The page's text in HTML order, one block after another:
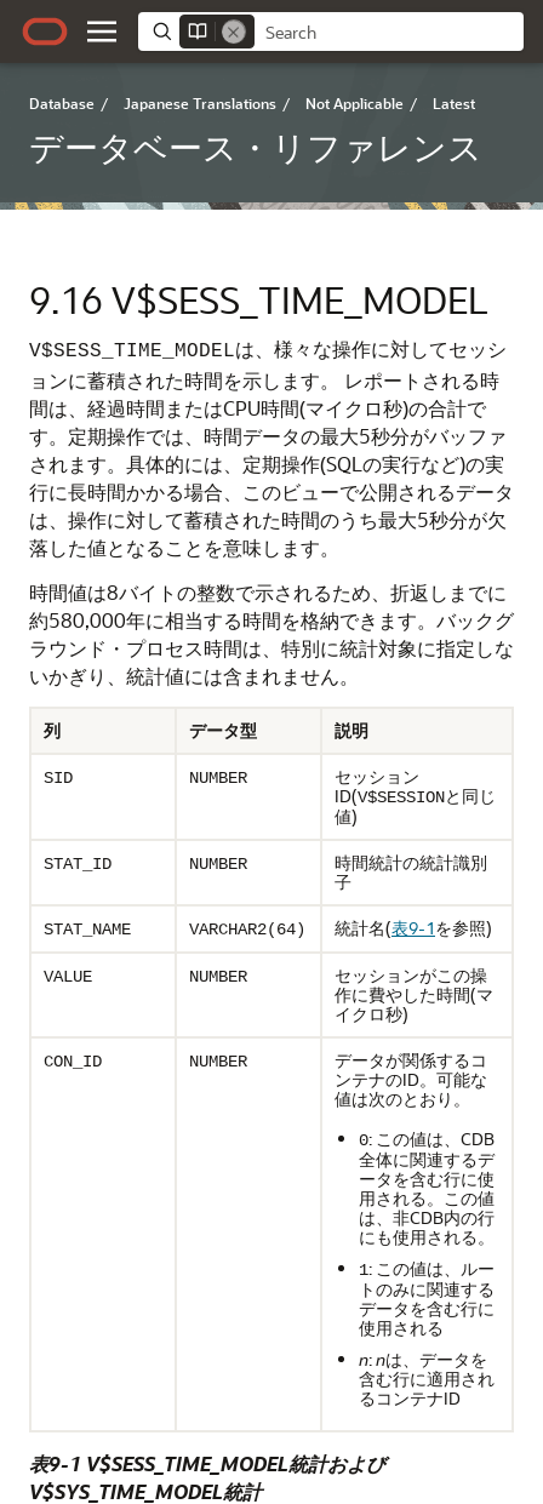
Database / Japanese Translations / Not Applicable / Latest
データベース・リファレンス
9.16 V$SESS_TIME_MODEL
V$SESS_TIME_MODELは、様々な操作に対してセッシ
ョンに蓄積された時間を示します。
レポートされる時
間は、経過時間またはCPU時間(マイクロ秒)の合計で
す。定期操作では、時間データの最大5秒分がバッファ
されます。具体的には、定期操作(SQLの実行など)の実
行に長時間かかる場合、このビューで公開されるデータ
は、操作に対して蓄積された時間のうち最大5秒分が欠
落した値となることを意味します。
時間値は8バイトの整数で示されるため、折返しまでに
約580,000年に相当する時間を格納できます。バックグ
ラウンド・プロセス時間は、特別に統計対象に指定しな
いかぎり、統計値には含まれません。
列 データ型 説明
SID NUMBER
セッション
ID(V$SESSIONと同じ
値)
STAT_ID NUMBER
時間統計の統計識別
子
STAT_NAME VARCHAR2(64) 統計名(表9-1を参照)
VALUE NUMBER
セッションがこの操
作に費やした時間(マ
イクロ秒)
CON_ID NUMBER
データが関係するコ
ンテナのID。可能な
値は次のとおり。
0: この値は、CDB
全体に関連するデ
ータを含む行に使
用される。この値
は、非CDB内の行
にも使用される。
1: この値は、ルー
トのみに関連する
データを含む行に
使用される
n:nは、データを
含む行に適用され
るコンテナID
表9-1 V$SESS_TIME_MODEL統計および
V$SYS_TIME_MODEL統計